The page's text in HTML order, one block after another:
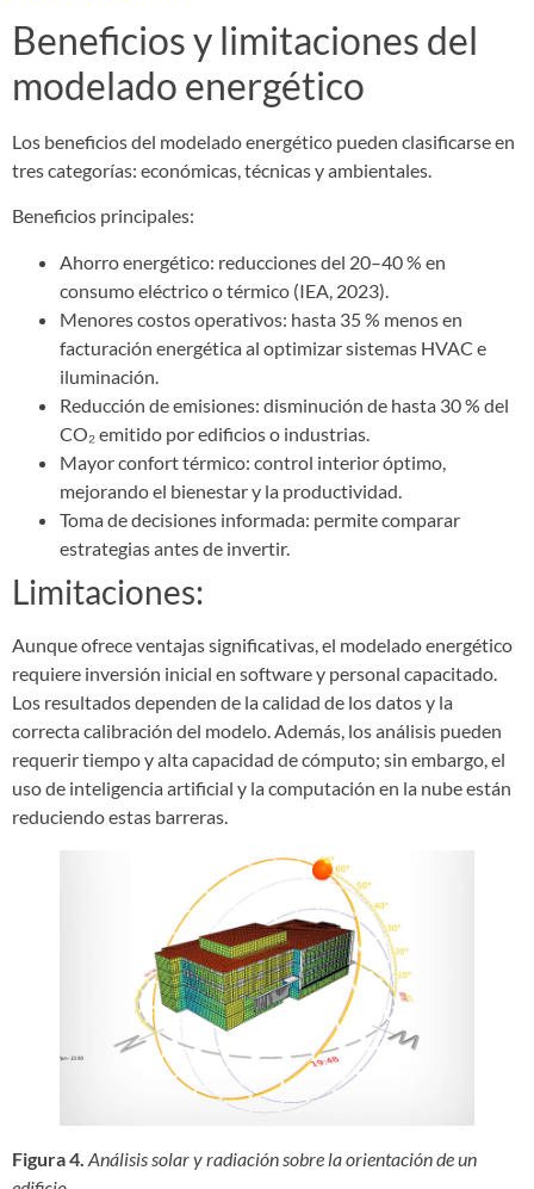
Beneficios y limitaciones del
modelado energético
Los beneficios del modelado energético pueden clasificarse en
tres categorías: económicas, técnicas y ambientales.
Beneficios principales:
Ahorro energético: reducciones del 20–40 % en
consumo eléctrico o térmico (IEA, 2023).
Menores costos operativos: hasta 35 % menos en
facturación energética al optimizar sistemas HVAC e
iluminación.
Reducción de emisiones: disminución de hasta 30 % del
CO₂ emitido por edificios o industrias.
Mayor confort térmico: control interior óptimo,
mejorando el bienestar y la productividad.
Toma de decisiones informada: permite comparar
estrategias antes de invertir.
Limitaciones:
Aunque ofrece ventajas significativas, el modelado energético
requiere inversión inicial en software y personal capacitado.
Los resultados dependen de la calidad de los datos y la
correcta calibración del modelo. Además, los análisis pueden
requerir tiempo y alta capacidad de cómputo; sin embargo, el
uso de inteligencia artificial y la computación en la nube están
reduciendo estas barreras.
Figura 4. Análisis solar y radiación sobre la orientación de un